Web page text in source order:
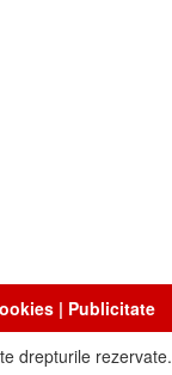
| Publicitate
drepturile rezervate.